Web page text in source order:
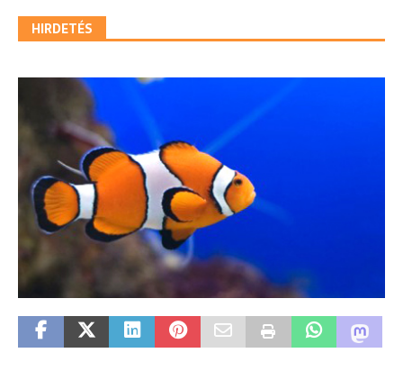
HIRDETÉS